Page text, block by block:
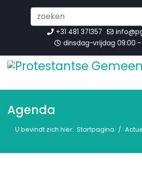
...
+31 481 371357
dinsdag-vrijdag 09:00 -
Agenda
U bevindt zich hier: Startpagina